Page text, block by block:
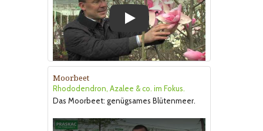
Play
Moorbeet
Rhododendron, Azalee & co. im Fokus.
Das Moorbeet: genügsames Blütenmeer.